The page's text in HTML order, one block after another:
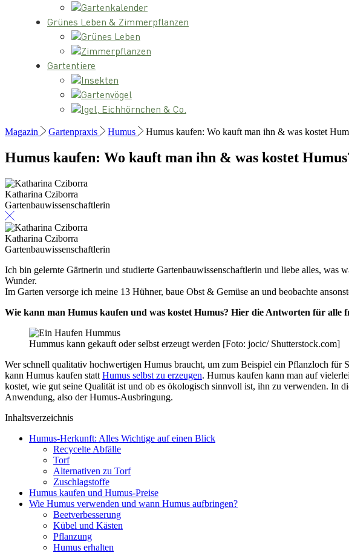
Gartenkalender
Grünes Leben & Zimmerpflanzen
Grünes Leben
Zimmerpflanzen
Gartentiere
Insekten
Gartenvögel
Igel, Eichhörnchen & Co.
Magazin Gartenpraxis Humus Humus kaufen: Wo kauft man ihn & was kostet
Humus kaufen: Wo kauft man ihn & was kostet
Katharina Cziborra
Gartenbauwissenschaftlerin
Katharina Cziborra
Gartenbauwissenschaftlerin
Ich bin gelernte Gärtnerin und studierte Gartenbauwissenschaftlerin und liebe alles,
Wunder.
Im Garten versorge ich meine 13 Hühner, baue Obst & Gemüse an und beobachte
Wie kann man Humus kaufen und was kostet Humus? Hier die Antworten für alle
Hummus kann gekauft oder selbst erzeugt werden [Foto: jocic/ Shutterstock.com]
Wer schnell qualitativ hochwertigen Humus braucht, um zum Beispiel ein Pflanzloch für
kann Humus kaufen statt Humus selbst zu erzeugen. Humus kaufen kann man auf
kostet, wie gut seine Qualität ist und ob es ökologisch sinnvoll ist, ihn zu verwenden. In
Anwendung, also der Humus-Ausbringung.
Inhaltsverzeichnis
Humus-Herkunft: Alles Wichtige auf einen Blick
Recycelte Abfälle
Torf
Alternativen zu Torf
Zuschlagstoffe
Humus kaufen und Humus-Preise
Wie Humus verwenden und wann Humus aufbringen?
Beetverbesserung
Kübel und Kästen
Pflanzung
Humus erhalten